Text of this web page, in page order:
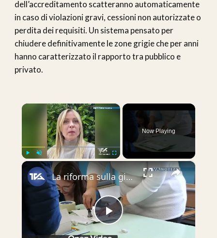
dell’accreditamento scatteranno automaticamente
in caso di violazioni gravi, cessioni non autorizzate o
perdita dei requisiti. Un sistema pensato per
chiudere definitivamente le zone grigie che per anni
hanno caratterizzato il rapporto tra pubblico e
privato.
×
Unmute
Now Playing
×
Play
La riforma sulla giustizia del governo non passa. Vince il “NO” con il 53,74 %. In Sicilia vittoria